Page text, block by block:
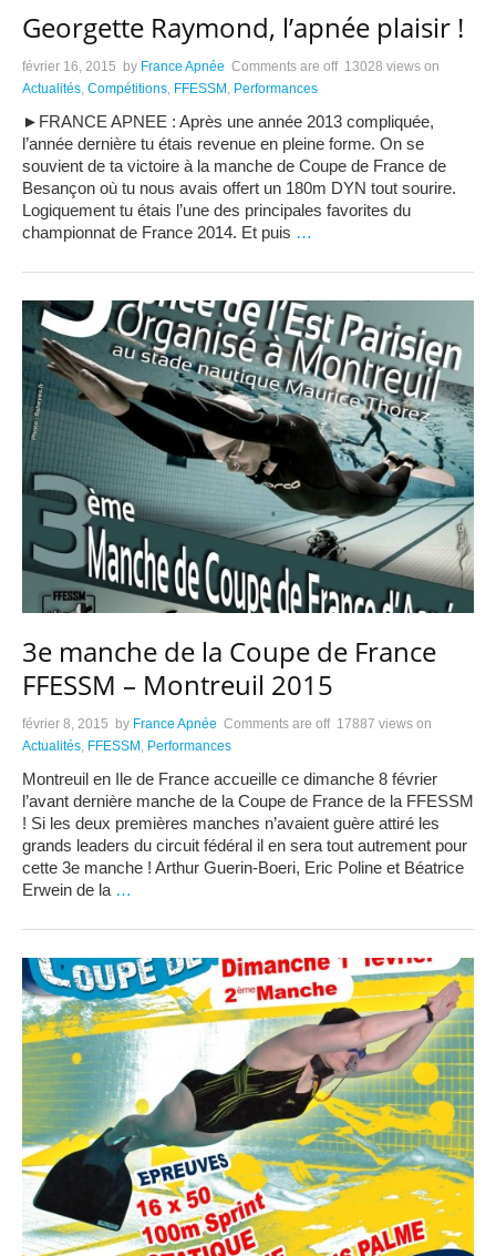
Georgette Raymond, l’apnée plaisir !
février 16, 2015 by France Apnée Comments are off 13028 views on
Actualités, Compétitions, FFESSM , Performances
►FRANCE APNEE : Après une année 2013 compliquée,
l’année dernière tu étais revenue en pleine forme. On se
souvient de ta victoire à la manche de Coupe de France de
Besançon où tu nous avais offert un 180m DYN tout sourire.
Logiquement tu étais l’une des principales favorites du
championnat de France 2014. Et puis …
3e manche de la Coupe de France
FFESSM – Montreuil 2015
février 8, 2015 by France Apnée Comments are off 17887 views on
Actualités, FFESSM , Performances
Montreuil en Ile de France accueille ce dimanche 8 février
l’avant dernière manche de la Coupe de France de la FFESSM
! Si les deux premières manches n’avaient guère attiré les
grands leaders du circuit fédéral il en sera tout autrement pour
cette 3e manche ! Arthur Guerin-Boeri, Eric Poline et Béatrice
Erwein de la …